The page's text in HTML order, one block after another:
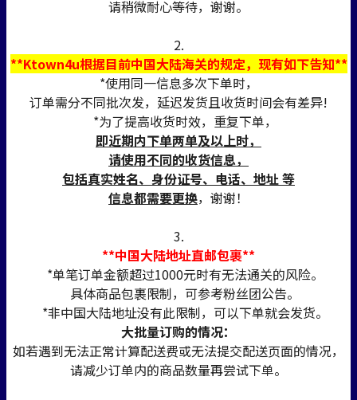
请稍微耐心等待，谢谢。
2.
**Ktown4u根据目前中国大陆海关的规定，现有如下告知**
*使用同一信息多次下单时，
订单需分不同批次发，延迟发货且收货时间会有差异!
*为了提高收货时效，重复下单，
即近期内下单两单及以上时，
请使用不同的收货信息，
包括真实姓名、身份证号、电话、地址 等
信息都需要更换，谢谢！
3.
**中国大陆地址直邮包裹**
*单笔订单金额超过1000元时有无法通关的风险。
具体商品包裹限制，可参考粉丝团公告。
*非中国大陆地址没有此限制，可以下单就会发货。
大批量订购的情况：
如若遇到无法正常计算配送费或无法提交配送页面的情况，
请减少订单内的商品数量再尝试下单。